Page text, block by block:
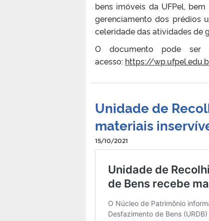
bens imóveis da UFPel,
gerenciamento dos prédios
celeridade das atividades de
O documento pode ser
acesso: https://
Unidade de
materiais
15/10/2021